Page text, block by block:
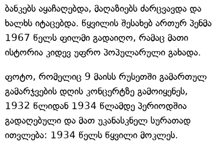
ბანკებს აყაჩაღებდა, მაღაზიებს ძარცვავდა და
ხალხს იტაცებდა. წყვილის შესახებ ართურ პენმა
1967 წელს ფილმი გადაიღო, რამაც მათი
ისტორია კიდევ უფრო პოპულარული გახადა.
ფოტო, რომელიც 9 მაისს რუსეთში გამართულ
გამარჯვების დღის კონცერტზე გამოიყენეს,
1932 წლიდან 1934 წლამდე პერიოდშია
გადაღებული და მათ უკანასკნელ სურათად
ითვლება: 1934 წელს წყვილი მოკლეს.